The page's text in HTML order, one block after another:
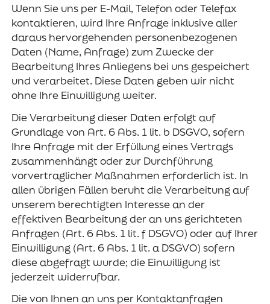
Wenn Sie uns per E-Mail, Telefon oder Telefax
kontaktieren, wird Ihre Anfrage inklusive aller
daraus hervorgehenden personenbezogenen
Daten (Name, Anfrage) zum Zwecke der
Bearbeitung Ihres Anliegens bei uns gespeichert
und verarbeitet. Diese Daten geben wir nicht
ohne Ihre Einwilligung weiter.
Die Verarbeitung dieser Daten erfolgt auf
Grundlage von Art. 6 Abs. 1 lit. b DSGVO, sofern
Ihre Anfrage mit der Erfüllung eines Vertrags
zusammenhängt oder zur Durchführung
vorvertraglicher Maßnahmen erforderlich ist. In
allen übrigen Fällen beruht die Verarbeitung auf
unserem berechtigten Interesse an der
effektiven Bearbeitung der an uns gerichteten
Anfragen (Art. 6 Abs. 1 lit. f DSGVO) oder auf Ihrer
Einwilligung (Art. 6 Abs. 1 lit. a DSGVO) sofern
diese abgefragt wurde; die Einwilligung ist
jederzeit widerrufbar.
Die von Ihnen an uns per Kontaktanfragen